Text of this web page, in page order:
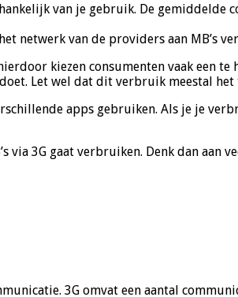
van je gebruik. De gemiddelde
netwerk van de providers aan MB’s
kiezen consumenten vaak een
Let wel dat dit verbruik meestal
apps gebruiken. Als je je
via 3G gaat verbruiken. Denk dan
3G omvat een aantal